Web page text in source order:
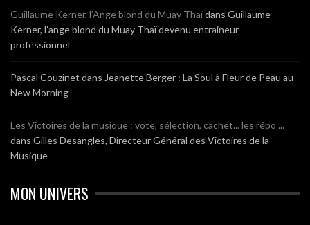
Guillaume Kerner, l’Ange blond du Muay Thaïdans Guillaume
Kerner, l’ange blond du Muay Thaï devenu entraineur
professionnel
Pascal Couzinet dans Jeanette Berger : La Soul à Fleur de Peau au
New Morning
Les Victoires de la musique : vote, sélection, cachet... les répo ...
dans Gilles Desangles, Directeur Général des Victoires de la
Musique
MON UNIVERS